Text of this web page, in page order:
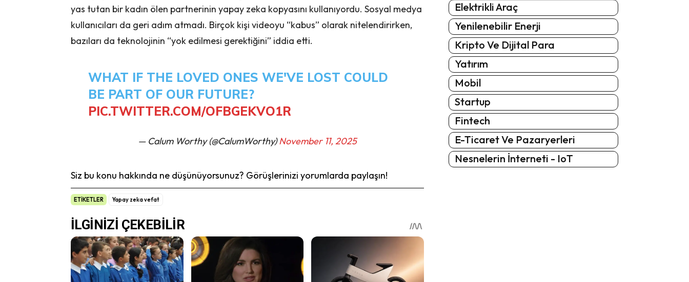
yas tutan bir kadın ölen partnerinin yapay zeka kopyasını kullanıyordu. Sosyal medya
kullanıcıları da geri adım atmadı. Birçok kişi videoyu “kabus” olarak nitelendirirken,
bazıları da teknolojinin “yok edilmesi gerektiğini” iddia etti.
WHAT IF THE LOVED ONES WE'VE LOST COULD
BE PART OF OUR FUTURE?
PIC.TWITTER.COM/OFBGEKVO1R
— Calum Worthy (@CalumWorthy)November 11, 2025
Siz bu konu hakkında ne düşünüyorsunuz? Görüşlerinizi yorumlarda paylaşın!
ETİKETLER Yapay zeka vefat
Elektrikli Araç
Yenilenebilir Enerji
Kripto Ve Dijital Para
Yatırım
Mobil
Startup
Fintech
E-Ticaret Ve Pazaryerleri
Nesnelerin İnterneti - IoT